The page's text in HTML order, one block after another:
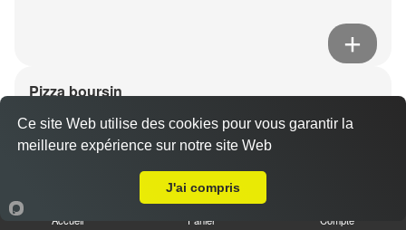
Pizza boursin
Dès10.00 €
Base sauce tomate, fromage, viande hachée, boursin,
Accueil Panier Compte
Ce site Web utilise des cookies pour vous garantir la
meilleure expérience sur notre site Web
J'ai compris